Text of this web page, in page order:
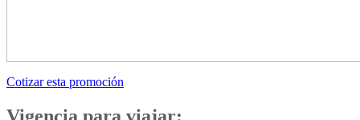
Cotizar esta promoción
Vigencia para viajar: